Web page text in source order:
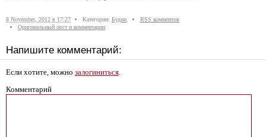
8 November, 2012 в 17:27 Категории: Будни
RSS комментов
Оригинальный пост и комментарии
Напишите комментарий:
Если хотите, можно залогиниться.
Комментарий